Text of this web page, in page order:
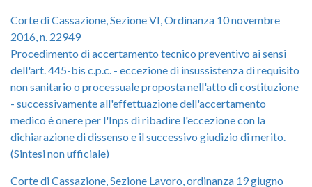
Corte di Cassazione, Sezione VI, Ordinanza 10 novembre
2016, n. 22949
Procedimento di accertamento tecnico preventivo ai sensi
dell'art. 445-bis c.p.c. - eccezione di insussistenza di requisito
non sanitario o processuale proposta nell'atto di costituzione
- successivamente all'effettuazione dell'accertamento
medico è onere per l'Inps di ribadire l'eccezione con la
dichiarazione di dissenso e il successivo giudizio di merito.
(Sintesi non ufficiale)
Corte di Cassazione, Sezione Lavoro, ordinanza 19 giugno